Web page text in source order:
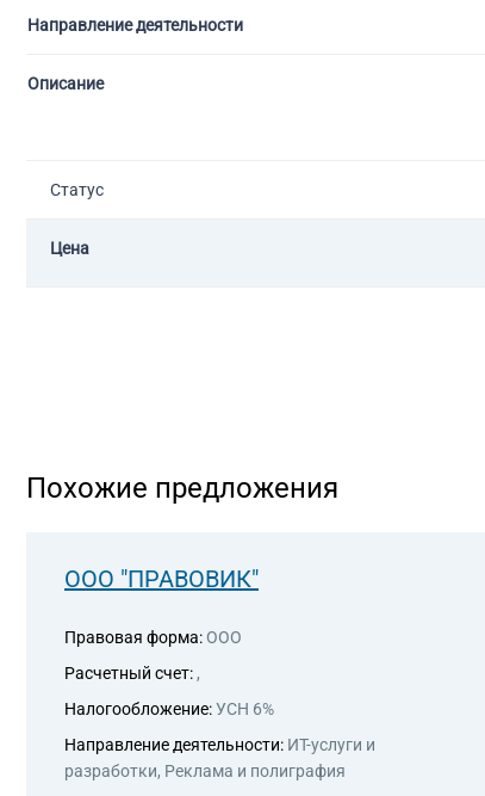
Направление деятельности
Описание
Статус
Цена
Похожие предложения
ООО "ПРАВОВИК"
Правовая форма: ООО
Расчетный счет: ,
Налогообложение:УСН 6%
Направление деятельности: ИТ-услуги и
разработки, Реклама и полиграфия